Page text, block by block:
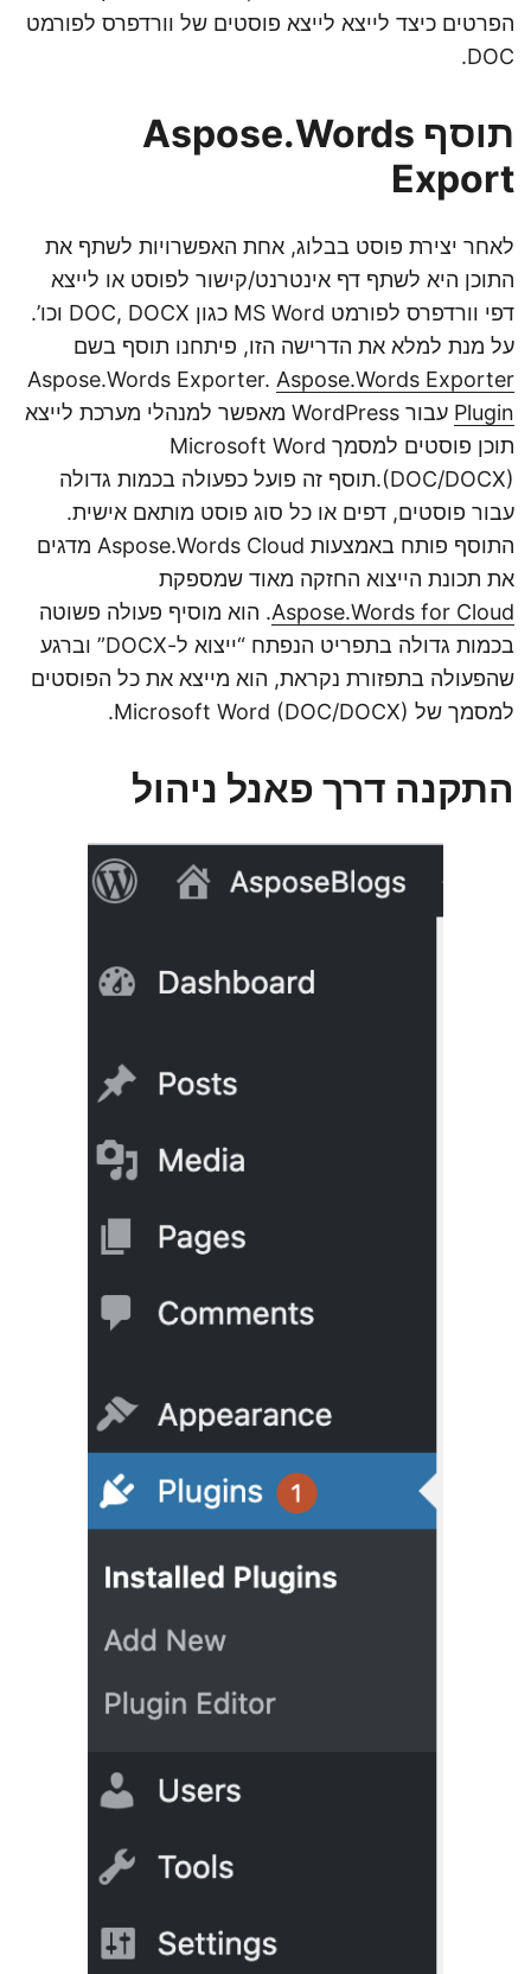
הפרטים כיצד לייצא לייצא פוסטים של וורדפרס לפורמט
DOC.
תוסף Aspose.Words
Export
לאחר יצירת פוסט בבלוג, אחת האפשרויות לשתף את
התוכן היא לשתף דף אינטרנט/קישור לפוסט או לייצא
דפי וורדפרס לפורמט MS Word כגון DOC, DOCX וכו’.
על מנת למלא את הדרישה הזו, פיתחנו תוסף בשם
Aspose.Words Exporter.Aspose.Words Exporter
Plugin
עבור WordPress מאפשר למנהלי מערכת לייצא
תוכן פוסטים למסמך Microsoft Word
(DOC/DOCX).תוסף זה פועל כפעולה בכמות גדולה
עבור פוסטים, דפים או כל סוג פוסט מותאם אישית.
התוסף פותח באמצעות Aspose.Words Cloud מדגים
את תכונת הייצוא החזקה מאוד שמספקת
Aspose.Words for Cloud. הוא מוסיף פעולה פשוטה
בכמות גדולה בתפריט הנפתח “ייצוא ל-DOCX” וברגע
שהפעולה בתפזורת נקראת, הוא מייצא את כל הפוסטים
למסמך של Microsoft Word (DOC/DOCX).
התקנה דרך פאנל ניהול